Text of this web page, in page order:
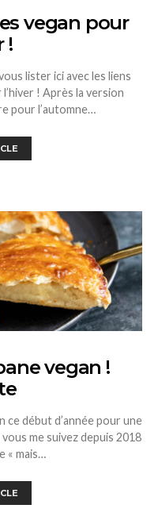
vegan pour
!
lister ici avec les liens
! Après la version
pour l’automne…
vegan !
ce début d’année pour une
me suivez depuis 2018
« mais…